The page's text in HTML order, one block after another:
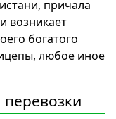
причала
возникает
богатого
любое иное
перевозки